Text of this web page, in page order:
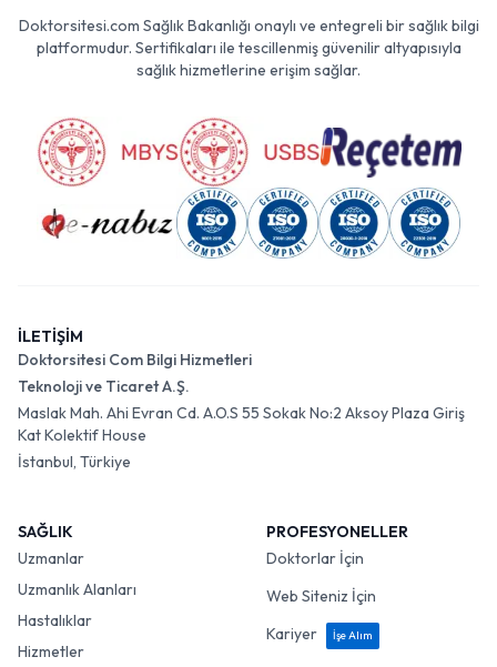
Doktorsitesi.com Sağlık Bakanlığı onaylı ve entegreli bir sağlık bilgi
platformudur. Sertifikaları ile tescillenmiş güvenilir altyapısıyla
sağlık hizmetlerine erişim sağlar.
İLETİŞİM
Doktorsitesi Com Bilgi Hizmetleri
Teknoloji ve Ticaret A.Ş.
Maslak Mah. Ahi Evran Cd. A.O.S 55 Sokak No:2 Aksoy Plaza Giriş
Kat Kolektif House
İstanbul, Türkiye
SAĞLIK
Uzmanlar
Uzmanlık Alanları
Hastalıklar
Hizmetler
PROFESYONELLER
Doktorlar İçin
Web Siteniz İçin
Kariyer
İşe Alım